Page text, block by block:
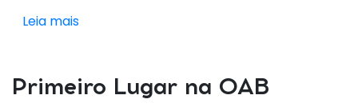
Leia mais
Primeiro Lugar na OAB